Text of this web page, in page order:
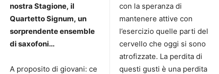
nostra Stagione, il
Quartetto Signum, un
sorprendente ensemble
di saxofoni…
A proposito di giovani: ce
con la speranza di
mantenere attive con
l’esercizio quelle parti del
cervello che oggi si sono
atrofizzate. La perdita di
questi gusti è una perdita